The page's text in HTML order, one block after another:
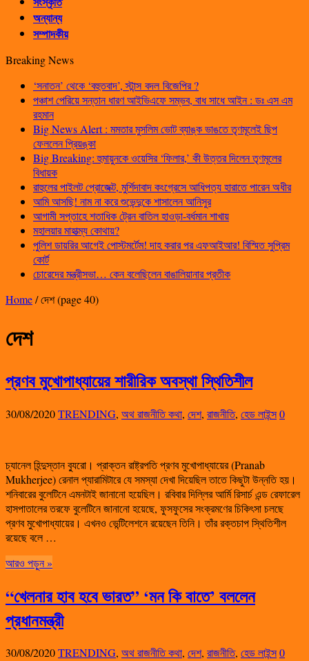
অন্যান্য
সম্পাদকীয়
Breaking News
‘সনাতন’ থেকে ‘বহুতবাদ’, স্টান্স বদল বিজেপির ?
পঞ্চাশ পেরিয়ে সন্তান ধারণ আইভিএফে সম্ভব, বাধ সাধে আইন : ডঃ এস এম
রহমান
Big News Alert : মমতার মুসলিম ভোট ব্যাঙ্ক ভাঙতে তৃণমূলেই ছিপ
ফেললেন প্রিয়ঙ্কা
Big Breaking: হুমায়ুনকে ওয়েসির ‘ফিলার,’ কী উত্তর দিলেন তৃণমূলের
বিধায়ক
রাহুলের পাইলট প্রোজেক্ট, মুর্শিদাবাদ কংগ্রেসে আধিপত্য হারাতে পারেন অধীর
আমি আসছি! নাম না করে শুভেন্দুকে শাসালেন আনিসুর
আগামী সপ্তাহে শতাধিক ট্রেন বাতিল হাওড়া-বর্ধমান শাখায়
মহালয়ার মাহাত্ম্য কোথায়?
পুলিশ ডায়রির আগেই পোস্টমর্টেম! দাহ করার পর এফআইআর! বিস্মিত সুপ্রিম
কোর্ট
চোরেদের মন্ত্রীসভা… কেন বলেছিলেন বাঙালিয়ানার প্রতীক
Home/দেশ(page 40)
দেশ
প্রণব মুখোপাধ্যায়ের শারীরিক অবস্থা স্থিতিশীল
30/08/2020TRENDING, অথ রাজনীতি কথা, দেশ, রাজনীতি, হেড লাইন্স0
চ্যানেল হিন্দুস্তান ব্যুরো। প্রাক্তন রাষ্ট্রপতি প্রণব মুখোপাধ্যায়ের (Pranab
Mukherjee) রেনাল প্যারামিটারে যে সমস্যা দেখা দিয়েছিল তাতে কিছুটা উন্নতি হয়।
শনিবারের বুলেটিনে এমনটাই জানানো হয়েছিল। রবিবার দিল্লির আর্মি রিসার্চ এন্ড রেফারেল
হাসপাতালের তরফে বুলেটিনে জানানো হয়েছে, ফুসফুসের সংক্রমণের চিকিৎসা চলছে
প্রণব মুখোপাধ্যায়ের। এখনও ভেন্টিলেশনে রয়েছেন তিনি। তাঁর রক্তচাপ স্থিতিশীল
রয়েছে বলে …
আরও পড়ুন »
“খেলনার হাব হবে ভারত” ‘মন কি বাতে’ বললেন
প্রধানমন্ত্রী
30/08/2020TRENDING, অথ রাজনীতি কথা, দেশ, রাজনীতি, হেড লাইন্স0